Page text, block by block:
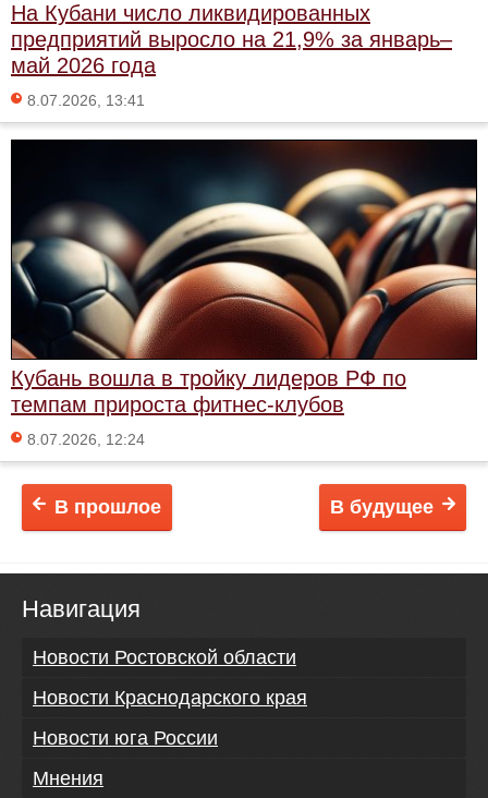
На Кубани число ликвидированных
предприятий выросло на 21,9% за январь–
май 2026 года
8.07.2026, 13:41
Кубань вошла в тройку лидеров РФ по
темпам прироста фитнес-клубов
8.07.2026, 12:24
В будущее
В прошлое
Навигация
Новости Ростовской области
Новости Краснодарского края
Новости юга России
Мнения